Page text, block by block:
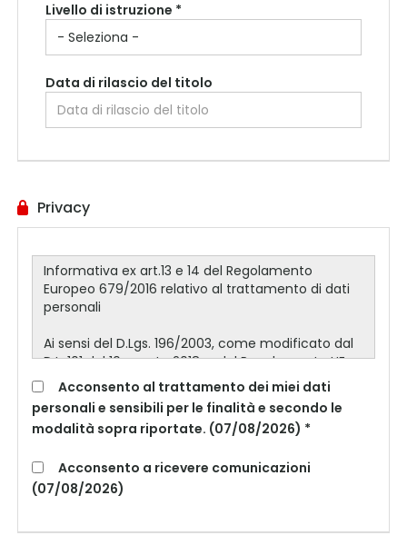
Livello di istruzione *
Data di rilascio del titolo
Privacy
Acconsento al trattamento dei miei dati
personali e sensibili per le finalità e secondo le
modalità sopra riportate. (07/08/2026) *
Acconsento a ricevere comunicazioni
(07/08/2026)